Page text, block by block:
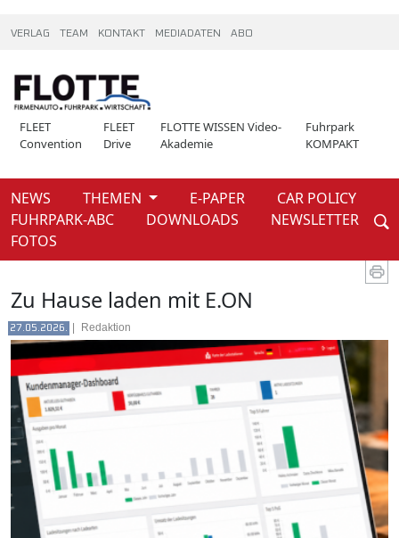
VERLAG TEAM KONTAKT MEDIADATEN ABO
FLEET
Convention
FLEET
Drive
FLOTTE WISSEN Video-
Akademie
Fuhrpark
KOMPAKT
NEWS THEMEN E-PAPER
CAR POLICY
FUHRPARK-ABC
DOWNLOADS
NEWSLETTER
FOTOS
Weiter
News
Zu Hause laden mit E.ON
27.05.2026. Redaktion